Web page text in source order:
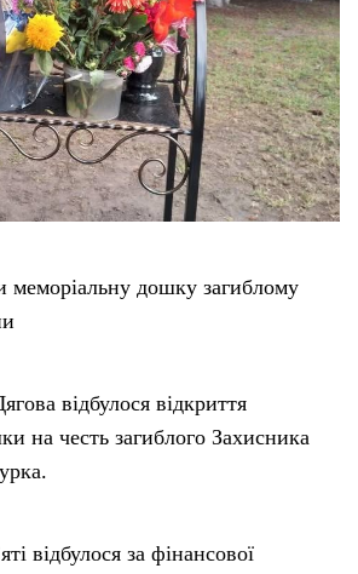
меморіальну дошку загиблому
відбулося відкриття
на честь загиблого Захисника
відбулося за фінансової